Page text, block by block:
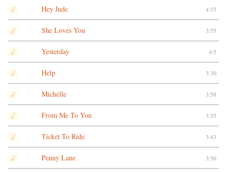
Hey Jude 4:55
She Loves You 3:55
Yesterday 4:5
Help 3:30
Michelle 3:58
From Me To You 3:55
Ticket To Ride 3:43
Penny Lane 3:56